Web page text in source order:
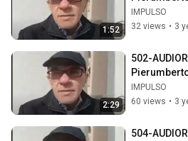
1:52
del Midterm
IMPULSO
32 views • 3
2:29
502-
foresta che
IMPULSO
60 views • 3
504-